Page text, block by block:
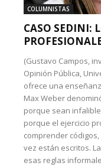
COLUMNISTAS
CASO SEDINI:
(Gustavo Campos,
Opinión Pública,
ofrece una
Max Weber
porque sean
porque el ejercicio
comprender
vez están escritos.
esas reglas